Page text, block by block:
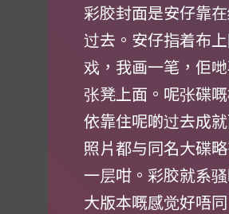
彩胶封面是安仔靠
过去。安仔指着布
戏，我画一笔，佢
张凳上面。呢张碟
依靠住呢啲过去成
照片都与同名大碟
一层咁。彩胶就系
大版本嘅感觉好唔